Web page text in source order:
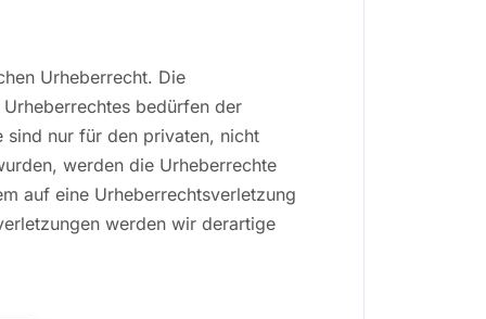
Urheberrecht. Die
bedürfen der
sind nur für den privaten, nicht
werden die Urheberrechte
auf eine Urheberrechtsverletzung
werden wir derartige